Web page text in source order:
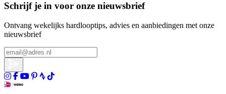
Schrijf je in voor onze nieuwsbrief
Ontvang wekelijks hardlooptips, advies en aanbiedingen met onze
nieuwsbrief